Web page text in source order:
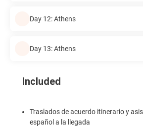
Day 12: Athens
Day 13: Athens
Included
Traslados de acuerdo itinerario y
español a la llegada